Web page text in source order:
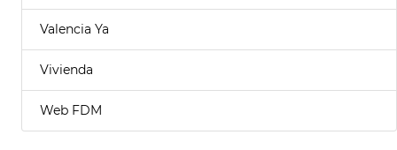
Valencia Ya
Vivienda
Web FDM